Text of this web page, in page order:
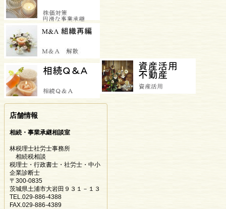
店舗情報
相続・事業承継相談室
林税理士社労士事務所
相続税相談
税理士・行政書士・社労士・中小
企業診断士
〒300-0835
茨城県土浦市大岩田９３１－１３
TEL.029-886-4388
FAX.029-886-4389